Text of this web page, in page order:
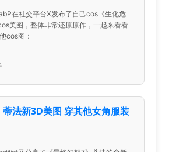
在社交平台X发布了自己cos《生化危
美图，整体非常还原原作，一起来看看
cos图：
蒂法新3D美图 穿其他女角服装